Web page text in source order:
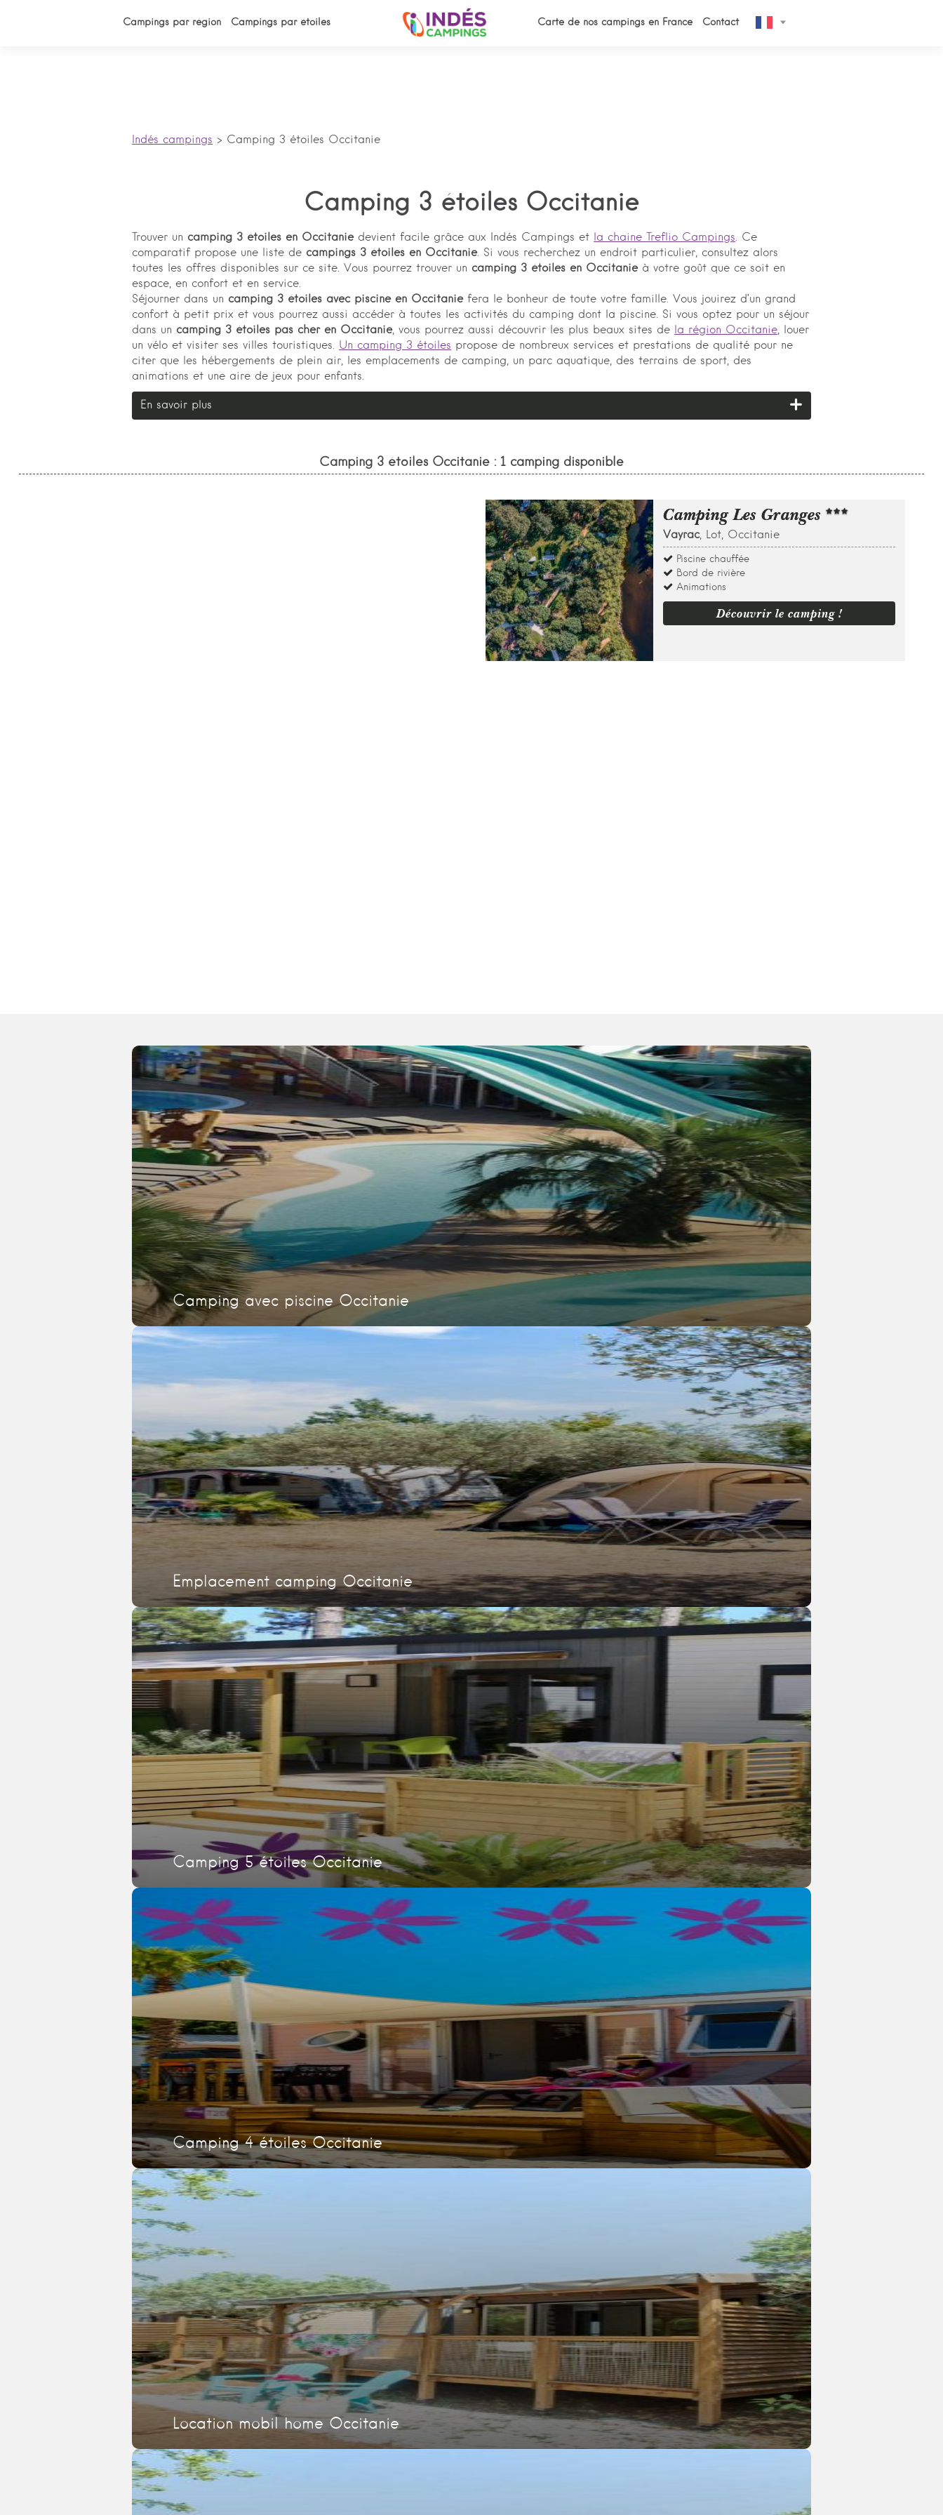
Campings par région Campings par étoiles Carte de nos campings en France Contact
Indés campings > Camping 3 étoiles Occitanie
Camping 3 étoiles Occitanie
Trouver un camping 3 étoiles en Occitaniedevient facile grâce aux Indés Campings et la chaine Treflio Campings. Ce
comparatif propose une liste de campings 3 étoiles en Occitanie. Si vous recherchez un endroit particulier, consultez alors
toutes les offres disponibles sur ce site. Vous pourrez trouver un camping 3 étoiles en Occitanieà votre goût que ce soit en
espace, en confort et en service.
Séjourner dans un camping 3 étoiles avec piscine en Occitaniefera le bonheur de toute votre famille. Vous jouirez d’un grand
confort à petit prix et vous pourrez aussi accéder à toutes les activités du camping dont la piscine. Si vous optez pour un séjour
dans un camping 3 étoiles pas cher en Occitanie, vous pourrez aussi découvrir les plus beaux sites de la région Occitanie, louer
un vélo et visiter ses villes touristiques. Un camping 3 étoiles propose de nombreux services et prestations de qualité pour ne
citer que les hébergements de plein air, les emplacements de camping, un parc aquatique, des terrains de sport, des
animations et une aire de jeux pour enfants.
En savoir plus
Camping 3 étoiles Occitanie : 1 camping disponible
Camping Les Granges
Vayrac, Lot, Occitanie
Piscine chauffée
Bord de rivière
Animations
Découvrir le camping !
Camping avec piscine Occitanie
Emplacement camping Occitanie
Camping 5 étoiles Occitanie
Camping 4 étoiles Occitanie
Location mobil home Occitanie